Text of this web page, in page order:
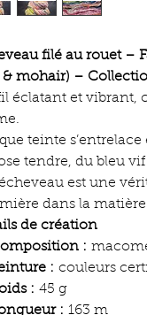
filé au rouet –
& mohair) –
éclatant et vibrant,
teinte
tendre, du bleu vif
est une
dans la
de création
:
: couleurs
: 45 g
: 163 m